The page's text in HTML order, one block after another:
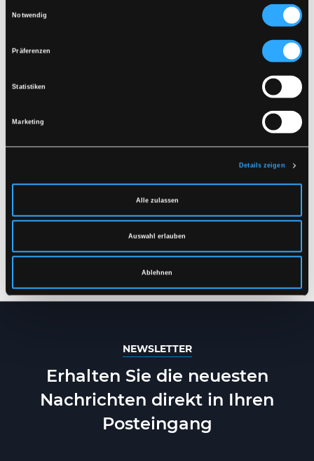
Notwendig
Präferenzen
Statistiken
Marketing
Details zeigen
Alle zulassen
Auswahl erlauben
Ablehnen
XS - 6XL XS - 5XL
NEWSLETTER
Erhalten Sie die neuesten
Nachrichten direkt in Ihren
Posteingang